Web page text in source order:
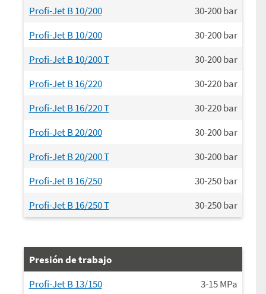
Profi-Jet B 10/200
30-200bar
Profi-Jet B 10/200
30-200bar
Profi-Jet B 10/200 T
30-200bar
Profi-Jet B 16/220
30-220bar
Profi-Jet B 16/220 T
30-220bar
Profi-Jet B 20/200
30-200bar
Profi-Jet B 20/200 T
30-200bar
Profi-Jet B 16/250
30-250bar
Profi-Jet B 16/250 T
30-250bar
Presión de trabajo
Profi-Jet B 13/150
3-15MPa